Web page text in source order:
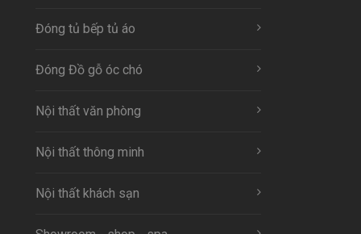
Đóng tủ bếp tủ áo
Đóng Đồ gỗ óc chó
Nội thất văn phòng
Nội thất thông minh
Nội thất khách sạn